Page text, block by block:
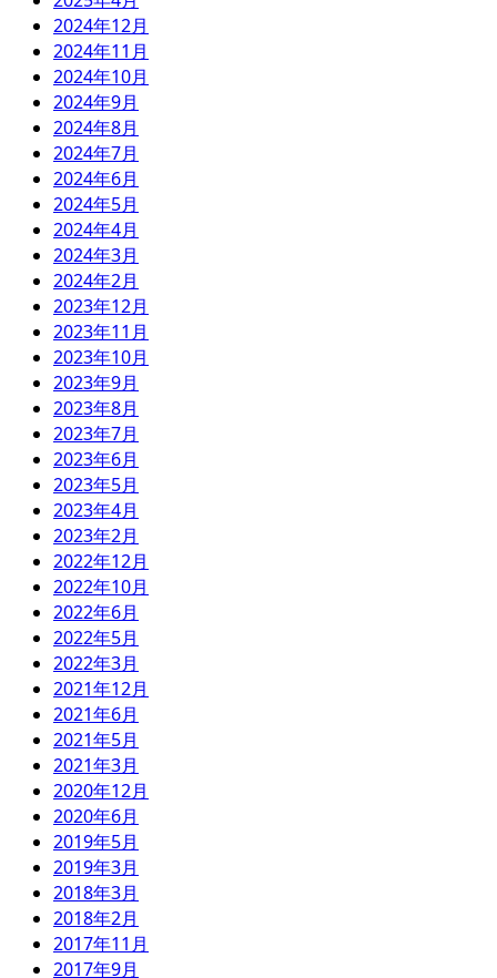
2024年12月
2024年11月
2024年10月
2024年9月
2024年8月
2024年7月
2024年6月
2024年5月
2024年4月
2024年3月
2024年2月
2023年12月
2023年11月
2023年10月
2023年9月
2023年8月
2023年7月
2023年6月
2023年5月
2023年4月
2023年2月
2022年12月
2022年10月
2022年6月
2022年5月
2022年3月
2021年12月
2021年6月
2021年5月
2021年3月
2020年12月
2020年6月
2019年5月
2019年3月
2018年3月
2018年2月
2017年11月
2017年9月